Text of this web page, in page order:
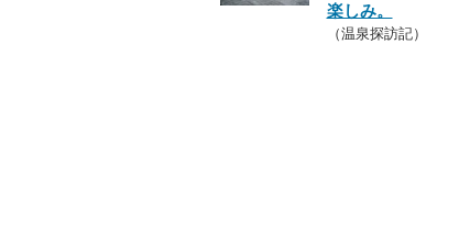
楽しみ。
（温泉探訪記）